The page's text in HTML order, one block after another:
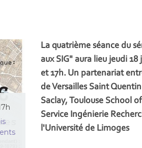
La quatrième séance du
aux SIG" aura lieu jeudi
et 17h. Un partenariat
de Versailles Saint
Saclay, Toulouse School
Service Ingénierie
l'Université de Limoges